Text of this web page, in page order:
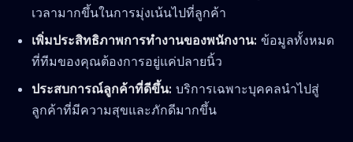
เวลามากขึ้นในการมุ่งเน้นไปที่ลูกค้า
เพิ่มประสิทธิภาพการทำงานของพนักงาน: ข้อมูลทั้งหมด
ที่ทีมของคุณต้องการอยู่แค่ปลายนิ้ว
ประสบการณ์ลูกค้าที่ดีขึ้น: บริการเฉพาะบุคคลนำไปสู่
ลูกค้าที่มีความสุขและภักดีมากขึ้น